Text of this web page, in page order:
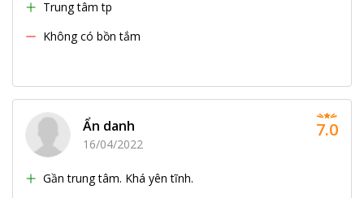
Trung tâm tp
Không có bồn tắm
Ẩn danh
16/04/2022
Gần trung tâm. Khá yên tĩnh.
7.0